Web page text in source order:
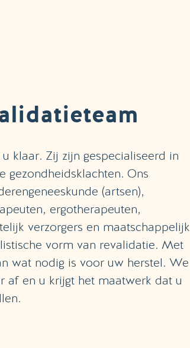
klaar. Zij zijn gespecialiseerd in
Ons
(artsen),
ergotherapeuten,
verzorgers en maatschappelijk
vorm van revalidatie. Met
wat nodig is voor uw herstel. We
af en u krijgt het maatwerk dat u